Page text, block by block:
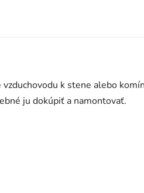
k stene alebo
ju dokúpiť a namontovať.